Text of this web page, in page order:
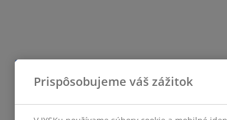
Prispôsobujeme váš zážitok